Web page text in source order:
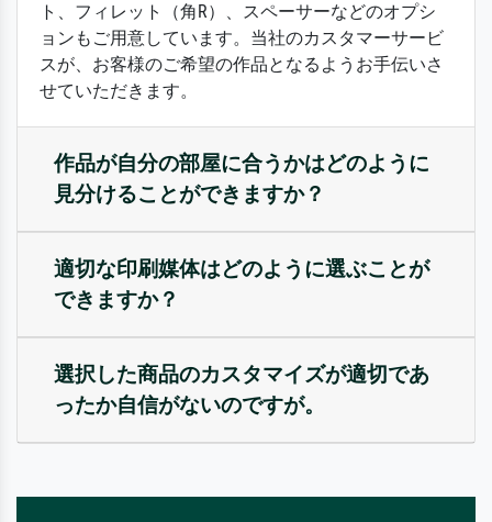
ト、フィレット（角R）、スペーサーなどのオプシ
ョンもご用意しています。当社のカスタマーサービ
スが、お客様のご希望の作品となるようお手伝いさ
せていただきます。
作品が自分の部屋に合うかはどのように
見分けることができますか？
適切な印刷媒体はどのように選ぶことが
できますか？
選択した商品のカスタマイズが適切であ
ったか自信がないのですが。